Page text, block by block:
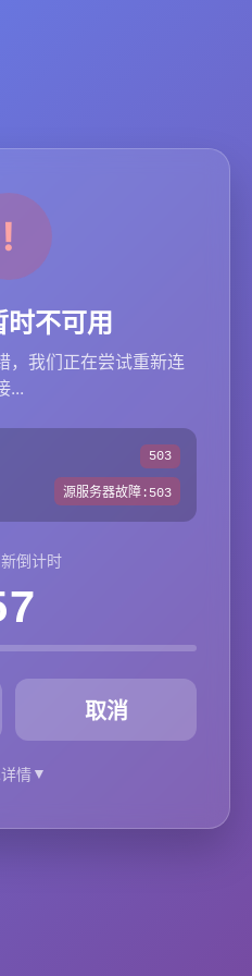
时不可用
，我们正在尝试重新连
...
503
源服务器故障:503
倒计时
取消
情▼